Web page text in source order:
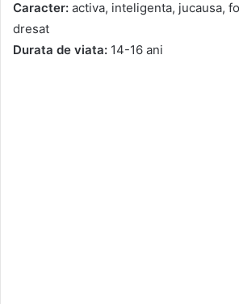
Caracter: activa, inteligenta, jucausa,
dresat
Durata de viata: 14-16 ani